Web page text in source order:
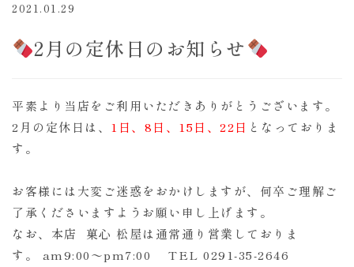
2021.01.29
2月の定休日のお知らせ
平素より当店をご利用いただきありがとうございます。
2月の定休日は、 1日、8日、15日、22日 となっておりま
す。
お客様には大変ご迷惑をおかけしますが、何卒ご理解ご
了承くださいますようお願い申し上げます。
なお、本店 菓心 松屋は通常通り営業しておりま
す。 am9:00〜pm7:00 TEL 0291-35-2646